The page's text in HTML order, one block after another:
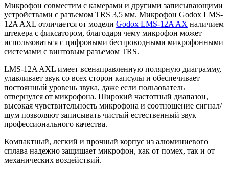
Микрофон совместим c камерами и другими записывающими
устройствами с разъемом TRS 3,5 мм. Микрофон Godox LMS-
12A AXL отличается от модели Godox LMS-12A AX наличием
штекера с фиксатором, благодаря чему микрофон может
использоваться с цифровыми беспроводными микрофонными
системами с винтовым разъемом TRS.
LMS-12A AXL имеет всенаправленную полярную диаграмму,
улавливает звук со всех сторон капсулы и обеспечивает
постоянный уровень звука, даже если пользователь
отвернулся от микрофона. Широкий частотный диапазон,
высокая чувствительность микрофона и соотношение сигнал/
шум позволяют записывать чистый естественный звук
профессионального качества.
Компактный, легкий и прочный корпус из алюминиевого
сплава надежно защищает микрофон, как от помех, так и от
механических воздействий.